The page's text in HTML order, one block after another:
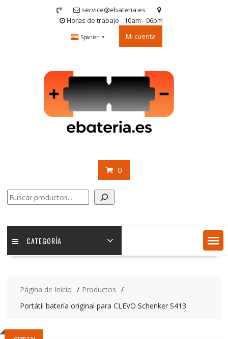
service@ebateria.es
Horas de trabajo - 10am - 06pm
Spanish ▼ Mi cuenta
0
Buscar
CATEGORÍA
Página de Inicio
Productos
Portátil batería original para CLEVO Schenker S413